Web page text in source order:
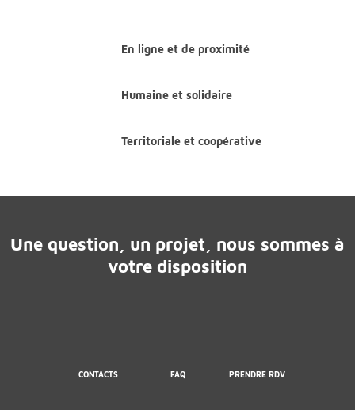
En ligne et de proximité
Humaine et solidaire
Territoriale et coopérative
Une question, un projet, nous sommes à
votre disposition
CONTACTS FAQ PRENDRE RDV